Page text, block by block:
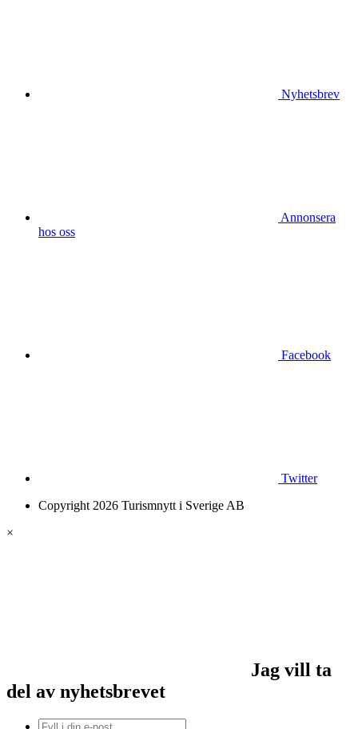
Nyhetsbrev
Annonsera
hos oss
Facebook
Twitter
Copyright 2026 Turismnytt i Sverige AB
×
Jag vill ta
del av nyhetsbrevet